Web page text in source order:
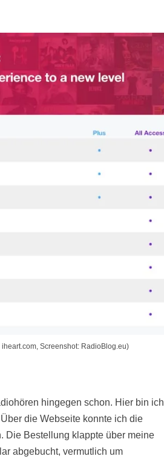
Screenshot: RadioBlog.eu)
hingegen schon. Hier bin ich
Über die Webseite konnte ich die
Die Bestellung klappte über meine
abgebucht, vermutlich um